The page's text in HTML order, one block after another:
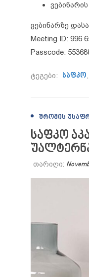
ვებინარზე
Meeting ID: 996
Passcode:
ტეგები: საფკო,
ᲨᲠᲝᲛᲘᲡ
საფკო
თარიღი: